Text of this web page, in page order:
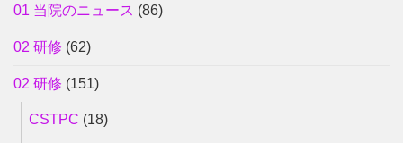
01 当院のニュース (86)
02 研修 (62)
02 研修 (151)
CSTPC (18)